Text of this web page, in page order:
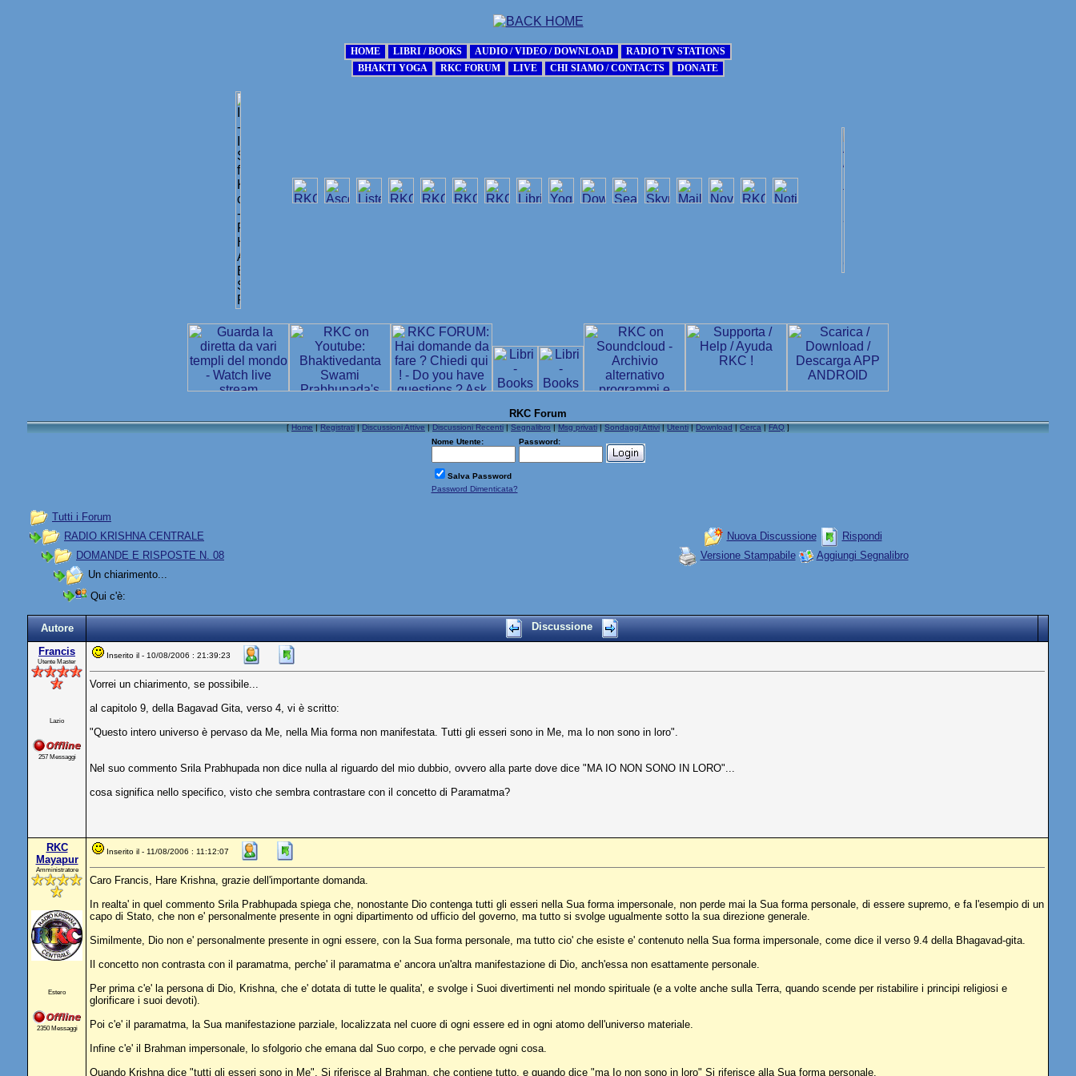
RKC Forum
[Home|Registrati|Discussioni Attive|Discussioni Recenti|Segnalibro|Msg privati|Sondaggi Attivi|Utenti|Download|Cerca|FAQ]
Nome Utente:
Password:
Salva Password
Password Dimenticata?
Tutti i Forum
RADIO KRISHNA CENTRALE
DOMANDE E RISPOSTE N. 08
Un chiarimento...
Nuova Discussione
Rispondi
Versione Stampabile
Aggiungi Segnalibro
Qui c'è:
Autore Discussione
Francis
Utente Master
Lazio
257 Messaggi
Inserito il - 10/08/2006 : 21:39:23
Vorrei un chiarimento, se possibile...
al capitolo 9, della Bagavad Gita, verso 4, vi è scritto:
"Questo intero universo è pervaso da Me, nella Mia forma non manifestata. Tutti gli esseri sono in Me, ma Io non sono in loro".
Nel suo commento Srila Prabhupada non dice nulla al riguardo del mio dubbio, ovvero alla parte dove dice "MA IO NON SONO IN LORO"...
cosa significa nello specifico, visto che sembra contrastare con il concetto di Paramatma?
RKC
Mayapur
Amministratore
Estero
2350 Messaggi
Inserito il - 11/08/2006 : 11:12:07
Caro Francis, Hare Krishna, grazie dell'importante domanda.
In realta' in quel commento Srila Prabhupada spiega che, nonostante Dio contenga tutti gli esseri nella Sua forma impersonale, non perde mai la Sua forma personale, di essere supremo, e fa l'esempio di un
capo di Stato, che non e' personalmente presente in ogni dipartimento od ufficio del governo, ma tutto si svolge ugualmente sotto la sua direzione generale.
Similmente, Dio non e' personalmente presente in ogni essere, con la Sua forma personale, ma tutto cio' che esiste e' contenuto nella Sua forma impersonale, come dice il verso 9.4 della Bhagavad-gita.
Il concetto non contrasta con il paramatma, perche' il paramatma e' ancora un'altra manifestazione di Dio, anch'essa non esattamente personale.
Per prima c'e' la persona di Dio, Krishna, che e' dotata di tutte le qualita', e svolge i Suoi divertimenti nel mondo spirituale (e a volte anche sulla Terra, quando scende per ristabilire i principi religiosi e
glorificare i suoi devoti).
Poi c'e' il paramatma, la Sua manifestazione parziale, localizzata nel cuore di ogni essere ed in ogni atomo dell'universo materiale.
Infine c'e' il Brahman impersonale, lo sfolgorio che emana dal Suo corpo, e che pervade ogni cosa.
Quando Krishna dice "tutti gli esseri sono in Me", Si riferisce al Brahman, che contiene tutto, e quando dice "ma Io non sono in loro" Si riferisce alla Sua forma personale.